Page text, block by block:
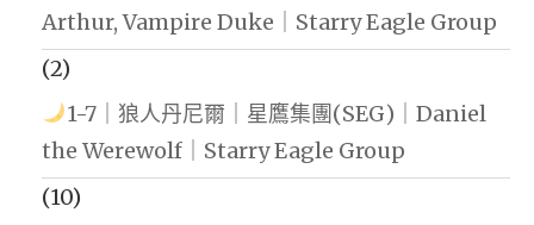
Arthur, Vampire Duke｜Starry Eagle Group
(2)
1-7｜狼人丹尼爾｜星鷹集團(SEG)｜Daniel
the Werewolf｜Starry Eagle Group
(10)